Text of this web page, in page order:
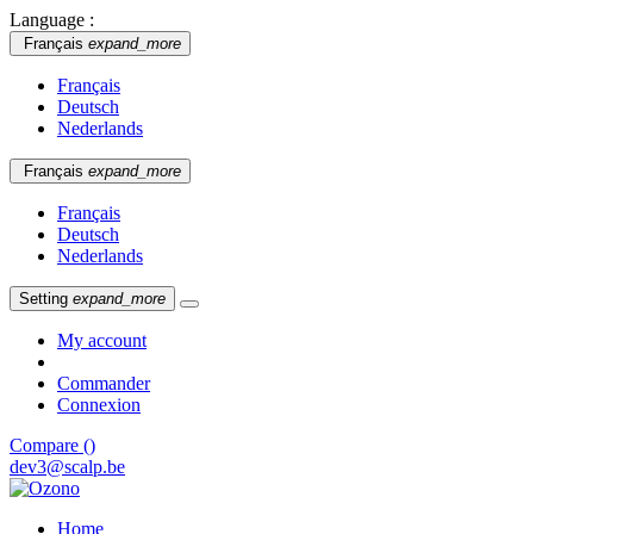
Language :
Français expand_more
Français
Deutsch
Nederlands
Français expand_more
Français
Deutsch
Nederlands
Setting expand_more
My account
Commander
Connexion
Compare ()
dev3@scalp.be
Home